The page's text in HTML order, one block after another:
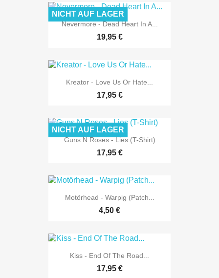
Nevermore - Dead Heart In A...
19,95 €
NICHT AUF LAGER
Kreator - Love Us Or Hate...
17,95 €
Guns N Roses - Lies (T-Shirt)
17,95 €
NICHT AUF LAGER
Motörhead - Warpig (Patch...
4,50 €
Kiss - End Of The Road...
17,95 €